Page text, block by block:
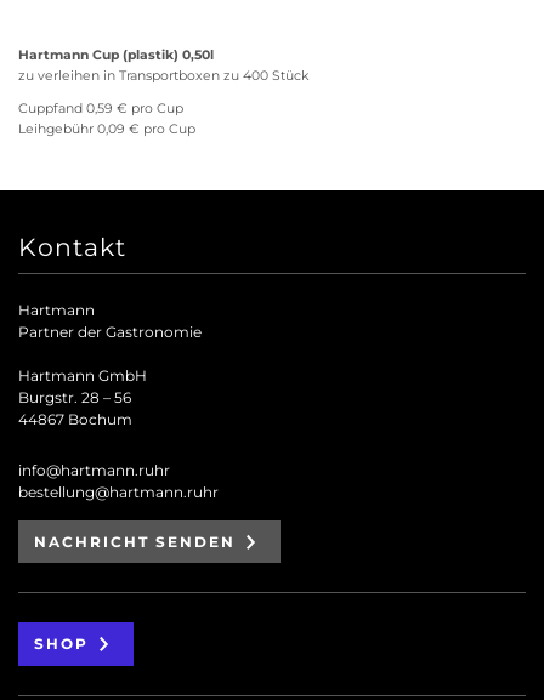
Hartmann Cup (plastik) 0,50l
zu verleihen in Transportboxen zu 400 Stück
Cuppfand 0,59 € pro Cup
Leihgebühr 0,09 € pro Cup
Kontakt
Hartmann
Partner der Gastronomie
Hartmann GmbH
Burgstr. 28 – 56
44867 Bochum
info@hartmann.ruhr
bestellung@hartmann.ruhr
NACHRICHT SENDEN
SHOP